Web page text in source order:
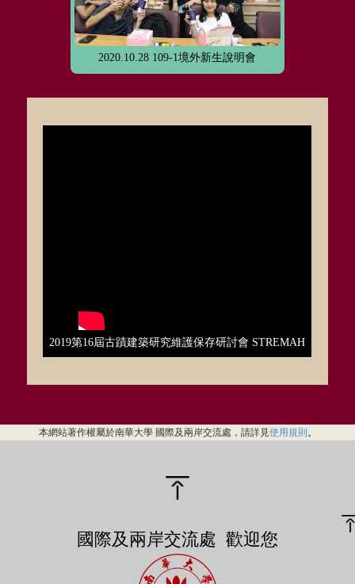
2020.10.28 109-1境外新生說明會
2019第16屆古蹟建築研究維護保存研討會 STREMAH
本網站著作權屬於南華大學 國際及兩岸交流處，請詳見 使用規則 。
國際及兩岸交流處 歡迎您